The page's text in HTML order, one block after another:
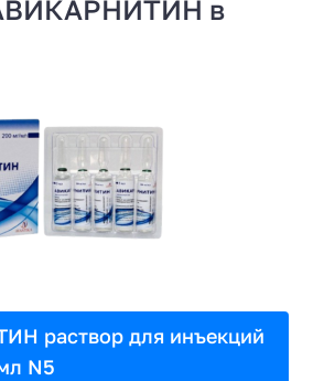
в
раствор для инъекций
N5